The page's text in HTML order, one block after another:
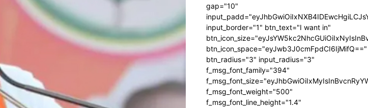
gap="10"
input_border="1" btn_text="I want in"
btn_icon_space="eyJwb3J0cmFpdCI6IjMifQ=="
btn_radius="3" input_radius="3"
f_msg_font_family="394"
f_msg_font_weight="500"
f_msg_font_line_height="1.4"